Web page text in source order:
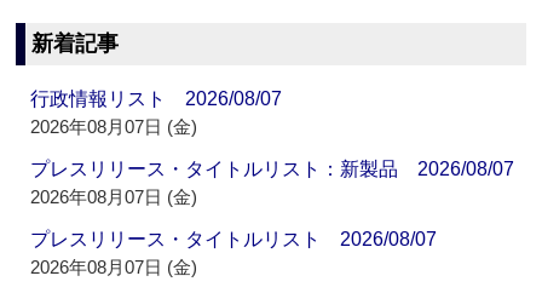
新着記事
行政情報リスト 2026/08/07
2026年08月07日 (金)
プレスリリース・タイトルリスト：新製品 2026/08/07
2026年08月07日 (金)
プレスリリース・タイトルリスト 2026/08/07
2026年08月07日 (金)